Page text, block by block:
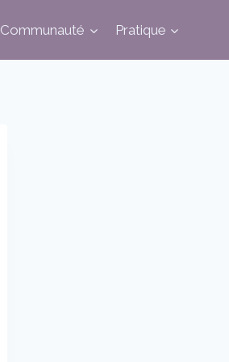
Communauté Pratique